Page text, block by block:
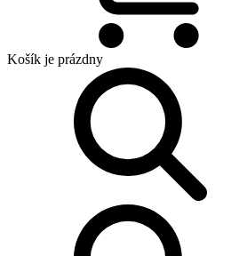
Košík je prázdny